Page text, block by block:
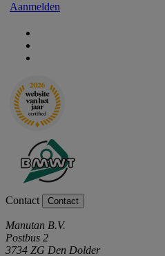
Aanmelden
Contact Contact
Manutan B.V.
Postbus 2
3734 ZG Den Dolder